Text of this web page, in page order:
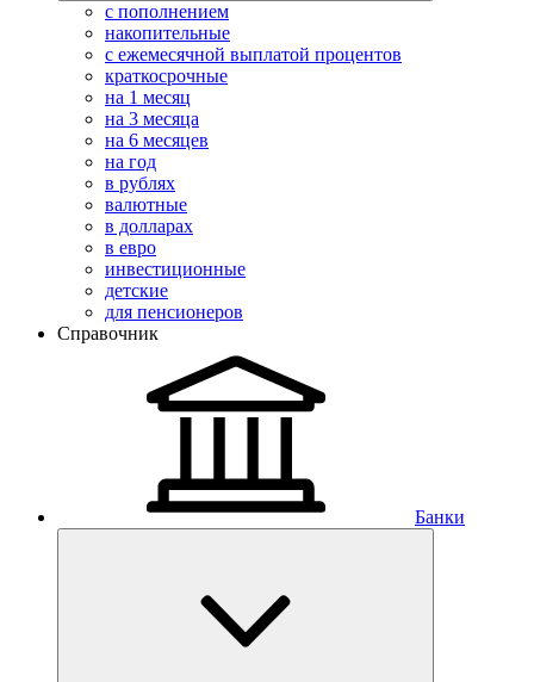
с пополнением
накопительные
с ежемесячной выплатой процентов
краткосрочные
на 1 месяц
на 3 месяца
на 6 месяцев
на год
в рублях
валютные
в долларах
в евро
инвестиционные
детские
для пенсионеров
Справочник
Банки